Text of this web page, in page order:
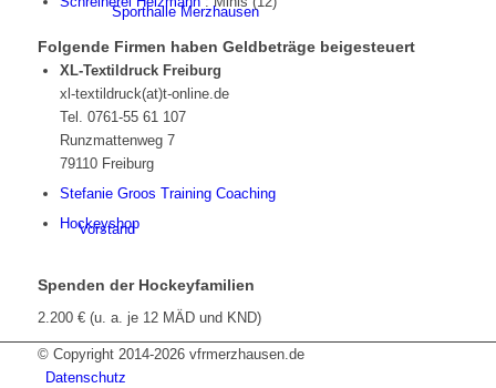
Sporthalle Merzhausen
Vorstand
Folgende Firmen haben Geldbeträge beigesteuert
XL-Textildruck Freiburg
xl-textildruck(at)t-online.de
Tel. 0761-55 61 107
Runzmattenweg 7
79110 Freiburg
Stefanie Groos Training Coaching
Hockeyshop
Spenden der Hockeyfamilien
2.200 € (u. a. je 12 MÄD und KND)
© Copyright 2014-2026 vfrmerzhausen.de
Datenschutz